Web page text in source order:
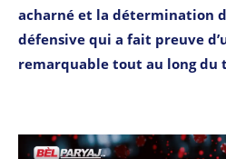
acharné et la détermination
défensive qui a fait preuve
remarquable tout au long du